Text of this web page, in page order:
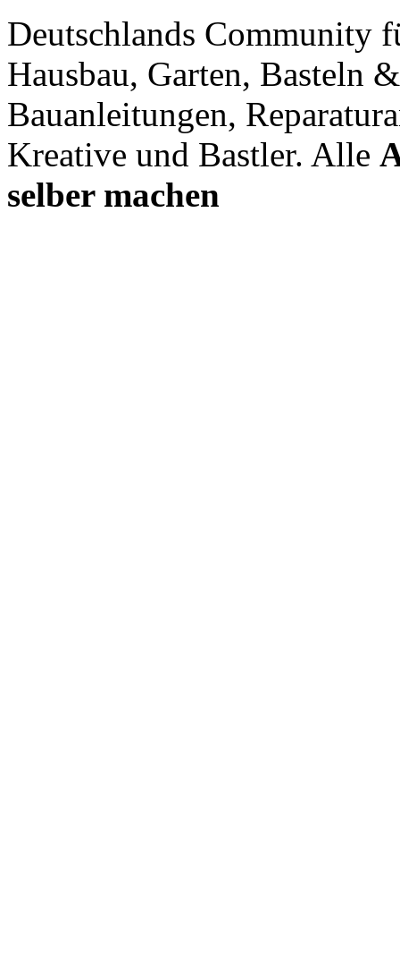
Deutschlands Community
Hausbau, Garten, Basteln
Bauanleitungen,
Kreative und Bastler. Alle
selber machen